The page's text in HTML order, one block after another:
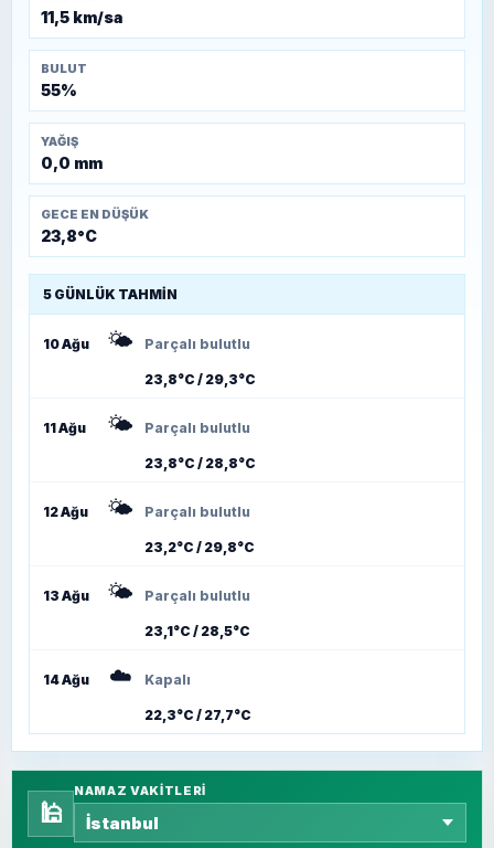
11,5 km/sa
BULUT
55%
YAĞIŞ
0,0 mm
GECE EN DÜŞÜK
23,8°C
5 GÜNLÜK TAHMIN
10 Ağu 🌤️ Parçalı bulutlu
23,8°C / 29,3°C
11 Ağu 🌤️ Parçalı bulutlu
23,8°C / 28,8°C
12 Ağu 🌤️ Parçalı bulutlu
23,2°C / 29,8°C
13 Ağu 🌤️ Parçalı bulutlu
23,1°C / 28,5°C
14 Ağu ☁️ Kapalı
22,3°C / 27,7°C
🕌
NAMAZ VAKITLERI